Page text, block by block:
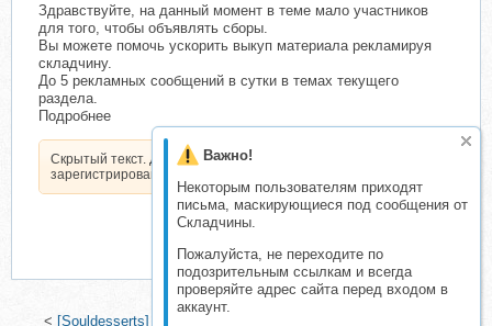
Важно!
Некоторым пользователям приходят
письма, маскирующиеся под сообщения от
Складчины.
Пожалуйста, не переходите по
подозрительным ссылкам и всегда
проверяйте адрес сайта перед входом в
аккаунт.
Здравствуйте, на данный момент в теме мало участников
для того, чтобы объявлять сборы.
Вы можете помочь ускорить выкуп материала рекламируя
складчину.
До 5 рекламных сообщений в сутки в темах текущего
раздела.
Подробнее
Скрытый текст. Доступен только
зарегистрированным пользователям.
< [Souldesserts] Японские хрустальные конфеты (Анастасия